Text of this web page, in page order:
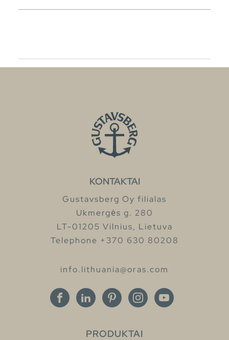
KONTAKTAI
Gustavsberg Oy filialas
Ukmergės g. 280
LT-01205 Vilnius, Lietuva
Telephone +370 630 80208
info.lithuania@oras.com
PRODUKTAI